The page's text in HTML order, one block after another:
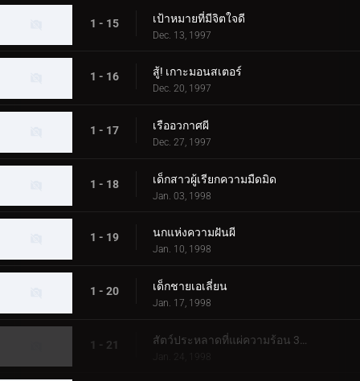
1 - 15 เป้าหมายที่มีจิตใจดี
Dec. 13, 1997
1 - 16 สู้! เกาะมอนสเตอร์
Dec. 20, 1997
1 - 17 เรืออวกาศผี
Dec. 27, 1997
1 - 18 เด็กสาวผู้เรียกความมืดมิด
Jan. 03, 1998
1 - 19 นกแห่งความฝันผี
Jan. 10, 1998
1 - 20 เด็กชายเอเลี่ยน
Jan. 17, 1998
1 - 21
Jan. 24, 1998